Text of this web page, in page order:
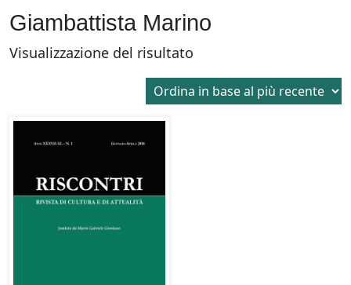
Giambattista Marino
Visualizzazione del risultato